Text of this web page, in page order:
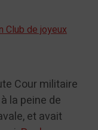
Club de joyeux
Cour militaire
la peine de
et avait